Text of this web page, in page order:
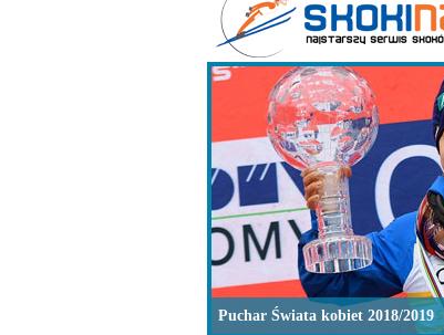
Puchar Świata kobiet 2018/2019